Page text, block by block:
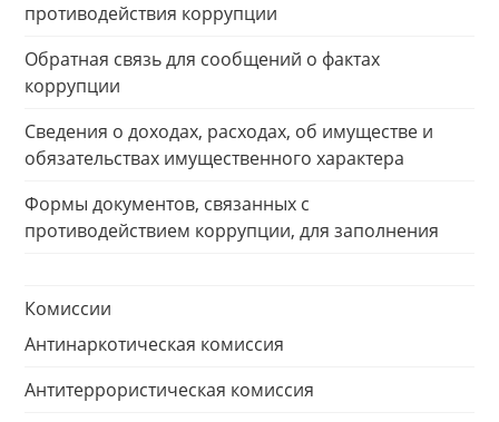
противодействия коррупции
Обратная связь для сообщений о фактах
коррупции
Сведения о доходах, расходах, об имуществе и
обязательствах имущественного характера
Формы документов, связанных с
противодействием коррупции, для заполнения
Комиссии
Антинаркотическая комиссия
Антитеррористическая комиссия